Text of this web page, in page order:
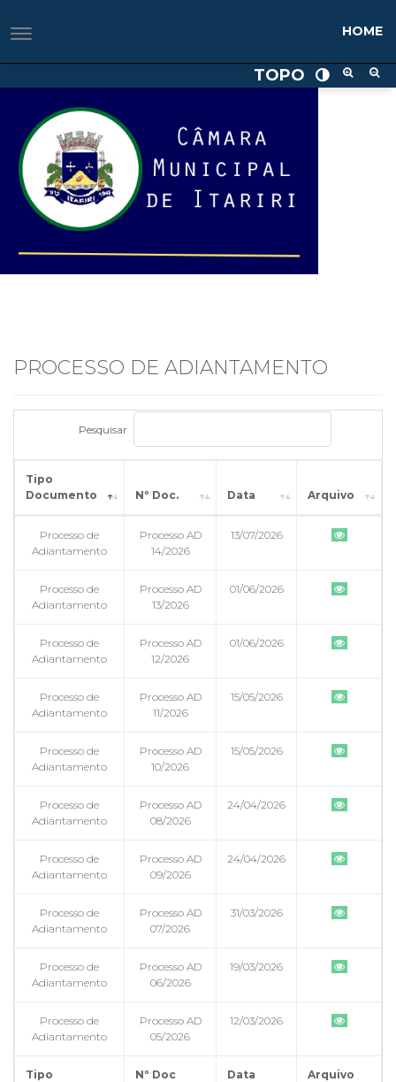
TOPO
HOME
PROCESSO DE ADIANTAMENTO
Pesquisar
Tipo
Documento
Nº Doc. Data Arquivo
Processo de
Adiantamento
Processo AD
14/2026
13/07/2026
Processo de
Adiantamento
Processo AD
13/2026
01/06/2026
Processo de
Adiantamento
Processo AD
12/2026
01/06/2026
Processo de
Adiantamento
Processo AD
11/2026
15/05/2026
Processo de
Adiantamento
Processo AD
10/2026
15/05/2026
Processo de
Adiantamento
Processo AD
08/2026
24/04/2026
Processo de
Adiantamento
Processo AD
09/2026
24/04/2026
Processo de
Adiantamento
Processo AD
07/2026
31/03/2026
Processo de
Adiantamento
Processo AD
06/2026
19/03/2026
Processo de
Adiantamento
Processo AD
05/2026
12/03/2026
Tipo
Nº Doc Data Arquivo